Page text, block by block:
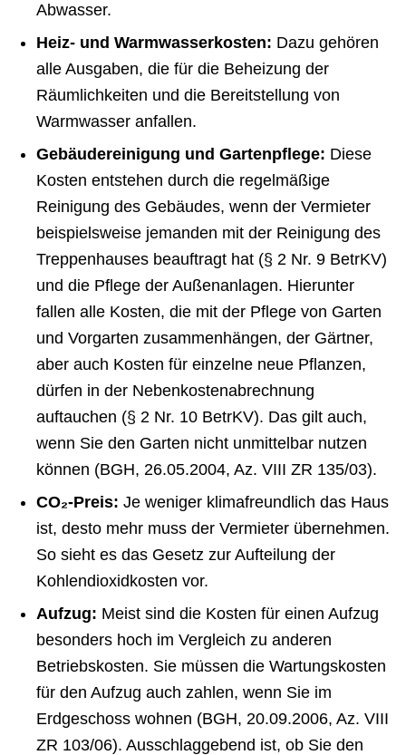
Abwasser.
Heiz- und Warmwasserkosten: Dazu gehören
alle Ausgaben, die für die Beheizung der
Räumlichkeiten und die Bereitstellung von
Warmwasser anfallen.
Gebäudereinigung und Gartenpflege: Diese
Kosten entstehen durch die regelmäßige
Reinigung des Gebäudes, wenn der Vermieter
beispielsweise jemanden mit der Reinigung des
Treppenhauses beauftragt hat (§ 2 Nr. 9 BetrKV)
und die Pflege der Außenanlagen. Hierunter
fallen alle Kosten, die mit der Pflege von Garten
und Vorgarten zusammenhängen, der Gärtner,
aber auch Kosten für einzelne neue Pflanzen,
dürfen in der Ne­ben­kos­ten­ab­rech­nung
auftauchen (§ 2 Nr. 10 BetrKV). Das gilt auch,
wenn Sie den Garten nicht unmittelbar nutzen
können (BGH, 26.05.2004, Az. VIII ZR 135/03).
CO₂-Preis: Je weniger klimafreundlich das Haus
ist, desto mehr muss der Vermieter übernehmen.
So sieht es das Gesetz zur Aufteilung der
Kohlendioxidkosten vor.
Aufzug: Meist sind die Kosten für einen Aufzug
besonders hoch im Vergleich zu anderen
Betriebskosten. Sie müssen die Wartungskosten
für den Aufzug auch zahlen, wenn Sie im
Erdgeschoss wohnen (BGH, 20.09.2006, Az. VIII
ZR 103/06). Ausschlaggebend ist, ob Sie den